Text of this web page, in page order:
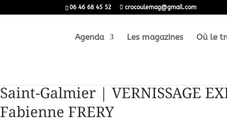
06 46 68 45 52 crocoulemag@gmail.com
Agenda Les magazines Où le
Saint-Galmier | VERNISSAGE
Fabienne FRERY